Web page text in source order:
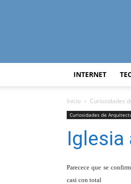
INTERNET
Inicio Curiosidades
Curiosidades de
Iglesia
Parecece que se
casi con total